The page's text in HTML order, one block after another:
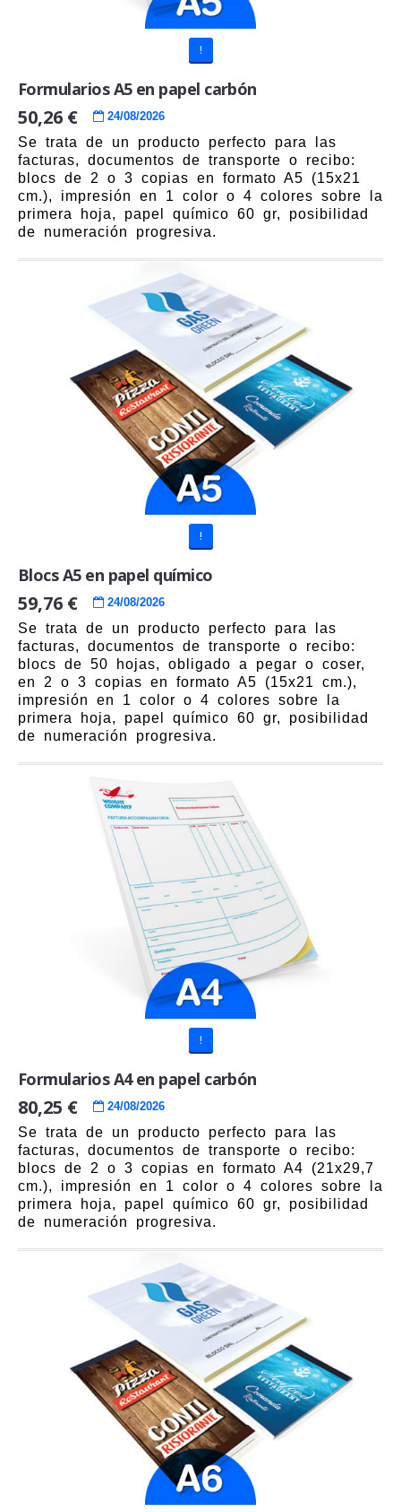
!
Formularios A5 en papel carbón
50,26 € 24/08/2026
Se trata de un producto perfecto para las
facturas, documentos de transporte o recibo:
blocs de 2 o 3 copias en formato A5 (15x21
cm.), impresión en 1 color o 4 colores sobre la
primera hoja, papel químico 60 gr, posibilidad
de numeración progresiva.
!
Blocs A5 en papel químico
59,76 € 24/08/2026
Se trata de un producto perfecto para las
facturas, documentos de transporte o recibo:
blocs de 50 hojas, obligado a pegar o coser,
en 2 o 3 copias en formato A5 (15x21 cm.),
impresión en 1 color o 4 colores sobre la
primera hoja, papel químico 60 gr, posibilidad
de numeración progresiva.
!
Formularios A4 en papel carbón
80,25 € 24/08/2026
Se trata de un producto perfecto para las
facturas, documentos de transporte o recibo:
blocs de 2 o 3 copias en formato A4 (21x29,7
cm.), impresión en 1 color o 4 colores sobre la
primera hoja, papel químico 60 gr, posibilidad
de numeración progresiva.